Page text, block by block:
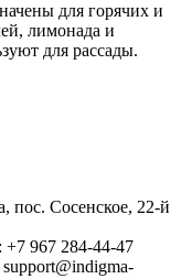
для горячих и
лимонада и
для рассады.
пос. Сосенское, 22-й
+7 967 284-44-47